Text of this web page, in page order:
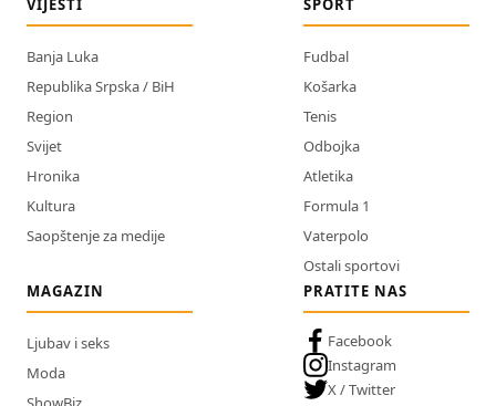
VIJESTI
Banja Luka
Republika Srpska / BiH
Region
Svijet
Hronika
Kultura
Saopštenje za medije
SPORT
Fudbal
Košarka
Tenis
Odbojka
Atletika
Formula 1
Vaterpolo
Ostali sportovi
MAGAZIN
Ljubav i seks
Moda
PRATITE NAS
Facebook
Instagram
X / Twitter